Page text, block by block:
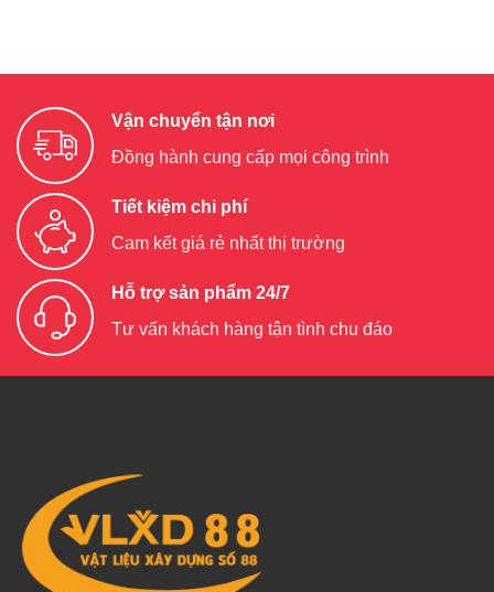
Vận chuyển tận nơi
Đồng hành cung cấp mọi công trình
Tiết kiệm chi phí
Cam kết giá rẻ nhất thị trường
Hỗ trợ sản phẩm 24/7
Tư vấn khách hàng tận tình chu đáo